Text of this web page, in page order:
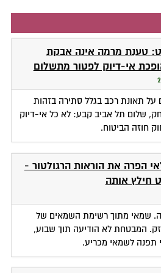
טענת מרמה אינה אבקת
אי-דיוק לפטור מתשלום
תאונת רכב בגלל סתירה בזהות
שלום תל אביב קבע: לא כל אי-דיוק
הפרה את הוראות הרגולטור -
חילץ אותה
שמאי מתוך רשימת השמאים של
המבטחת לא הודיעה תוך שבוע,
תפנה לשמאי מכריע.